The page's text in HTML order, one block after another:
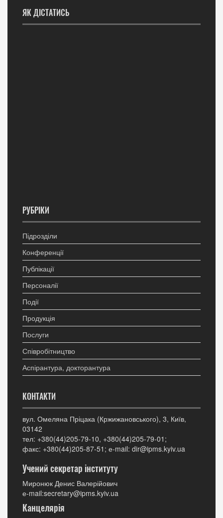
ЯК ДІСТАТИСЬ
РУБРІКИ
Підрозділи
Конференції
Публікації
Персоналії
Події
Продукція
Послуги
Співробітництво
Аспірантура, докторантура
КОНТАКТИ
вул. Омеляна Пріцака (Кржижановського), 3, Київ,
03142
тел: +380(44)205-79-10, +380(44)205-79-01;
факс: +380(44)205-87-51; е-mail: dir@ipms.kyiv.ua
Учений секретар інституту
Миронюк Денис Валерійович
е-mail:secretary@ipms.kyiv.ua
Канцелярія